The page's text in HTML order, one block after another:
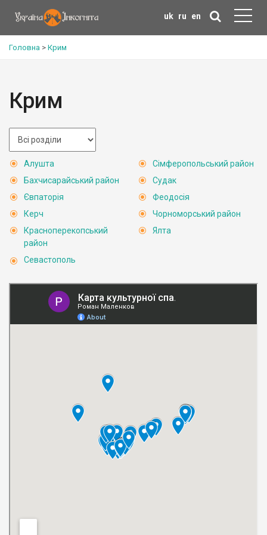
uk ru en
Головна > Крим
Крим
Алушта
Бахчисарайський район
Євпаторія
Керч
Красноперекопський
район
Севастополь
Сімферопольський район
Судак
Феодосія
Чорноморський район
Ялта